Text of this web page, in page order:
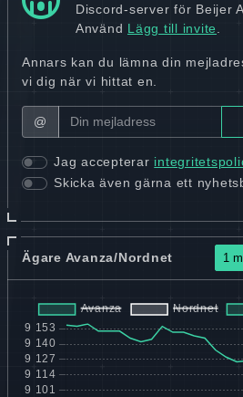
Discord-server för Beijer
Använd Lägg till invite.
Annars kan du lämna din
vi dig när vi hittat en.
@
Jag accepterar
Skicka även gärna ett
Ägare Avanza/Nordnet 1